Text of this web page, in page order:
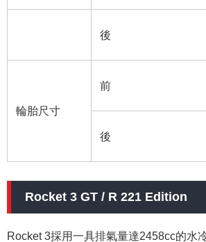
後
輪胎尺寸
前
後
Rocket 3 GT / R 221 Edition
Rocket 3採用一具排氣量達2458cc的水